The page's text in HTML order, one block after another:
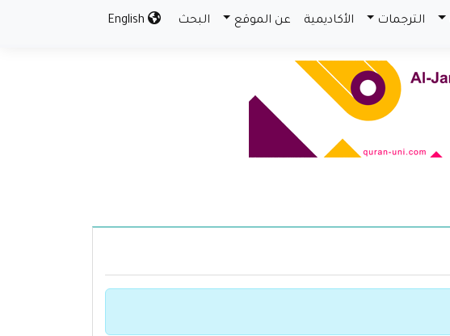
الترجمات الأكاديمية عن الموقع البحث